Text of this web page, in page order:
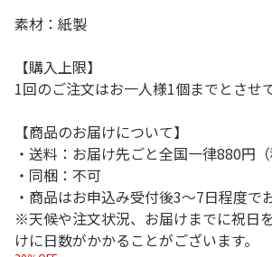
素材：紙製
【購入上限】
1回のご注文はお一人様1個までとさせ
【商品のお届けについて】
・送料：お届け先ごと全国一律880円（
・同梱：不可
・商品はお申込み受付後3～7日程度で
※天候や注文状況、お届けまでに祝日
けに日数がかかることがございます。